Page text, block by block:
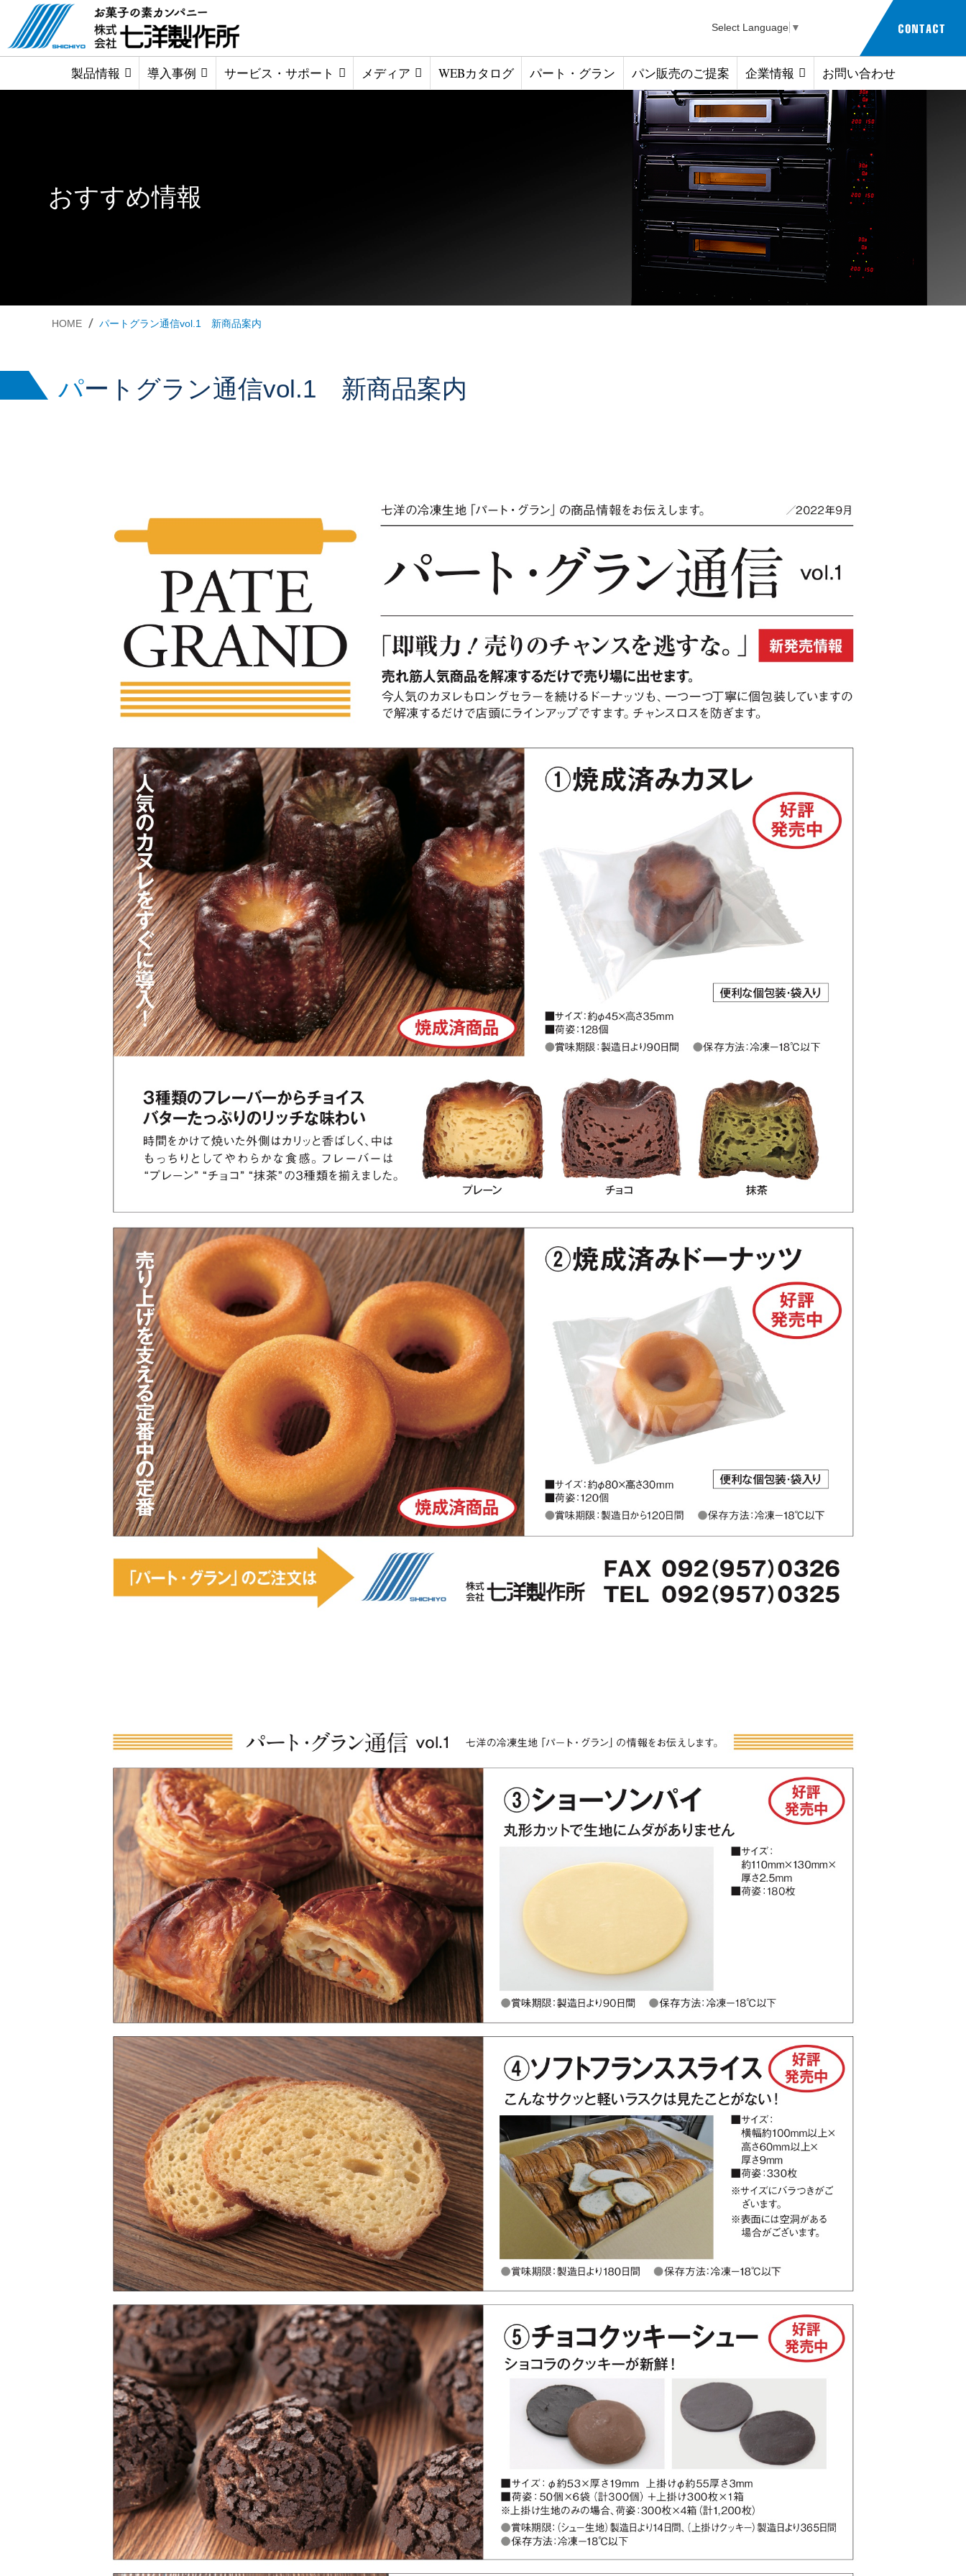
製品情報 導入事例 サービス・サポート メディア WEBカタログ パート・グラン パン販売のご提案 企業情報 お問い合わせ
Select Language ▼
おすすめ情報
HOME パートグラン通信vol.1 新商品案内
パートグラン通信vol.1 新商品案内